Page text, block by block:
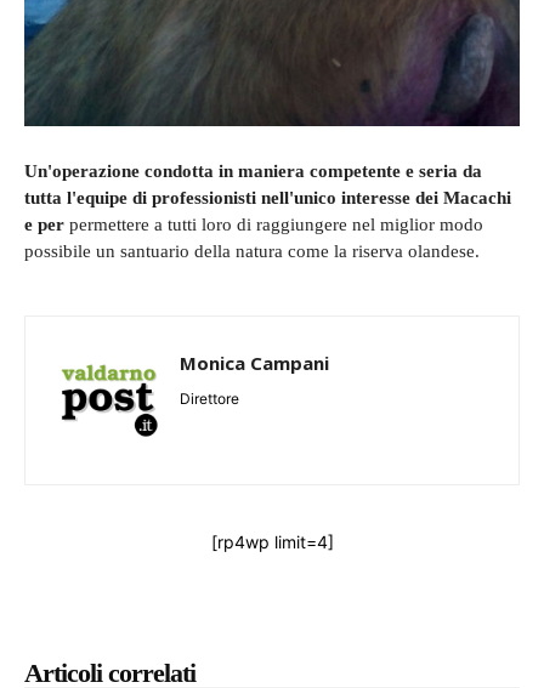
Articoli correlati
Un'operazione condotta in maniera competente e seria da
tutta l'equipe di professionisti nell'unico interesse dei Macachi
e per permettere a tutti loro di raggiungere nel miglior modo
possibile un santuario della natura come la riserva olandese.
Monica Campani
Direttore
[rp4wp limit=4]